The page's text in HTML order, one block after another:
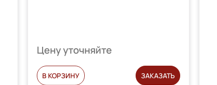
Цену уточняйте
В КОРЗИНУ ЗАКАЗАТЬ